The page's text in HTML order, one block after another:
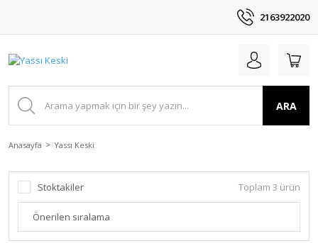
2163922020
ARA
Anasayfa Yassı Keski
Stoktakiler Toplam 3 ürün